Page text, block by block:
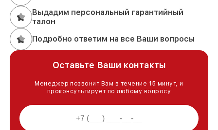
Выдадим персональный гарантийный
талон
Подробно ответим на все Ваши вопросы
Оставьте Ваши контакты
Менеджер позвонит Вам в течение 15 минут, и
проконсультирует по любому вопросу